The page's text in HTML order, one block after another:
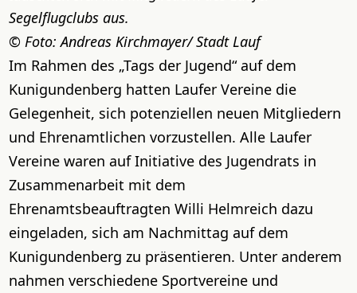
Segelflugclubs aus.
Foto: Andreas Kirchmayer/ Stadt Lauf
Im Rahmen des „Tags der Jugend“ auf dem
Kunigundenberg hatten Laufer Vereine die
Gelegenheit, sich potenziellen neuen Mitgliedern
und Ehrenamtlichen vorzustellen. Alle Laufer
Vereine waren auf Initiative des Jugendrats in
Zusammenarbeit mit dem
Ehrenamtsbeauftragten Willi Helmreich dazu
eingeladen, sich am Nachmittag auf dem
Kunigundenberg zu präsentieren. Unter anderem
nahmen verschiedene Sportvereine und